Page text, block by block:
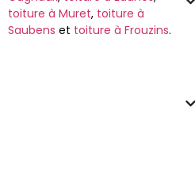
toiture à Muret, toiture à
Saubens et toiture à Frouzins.